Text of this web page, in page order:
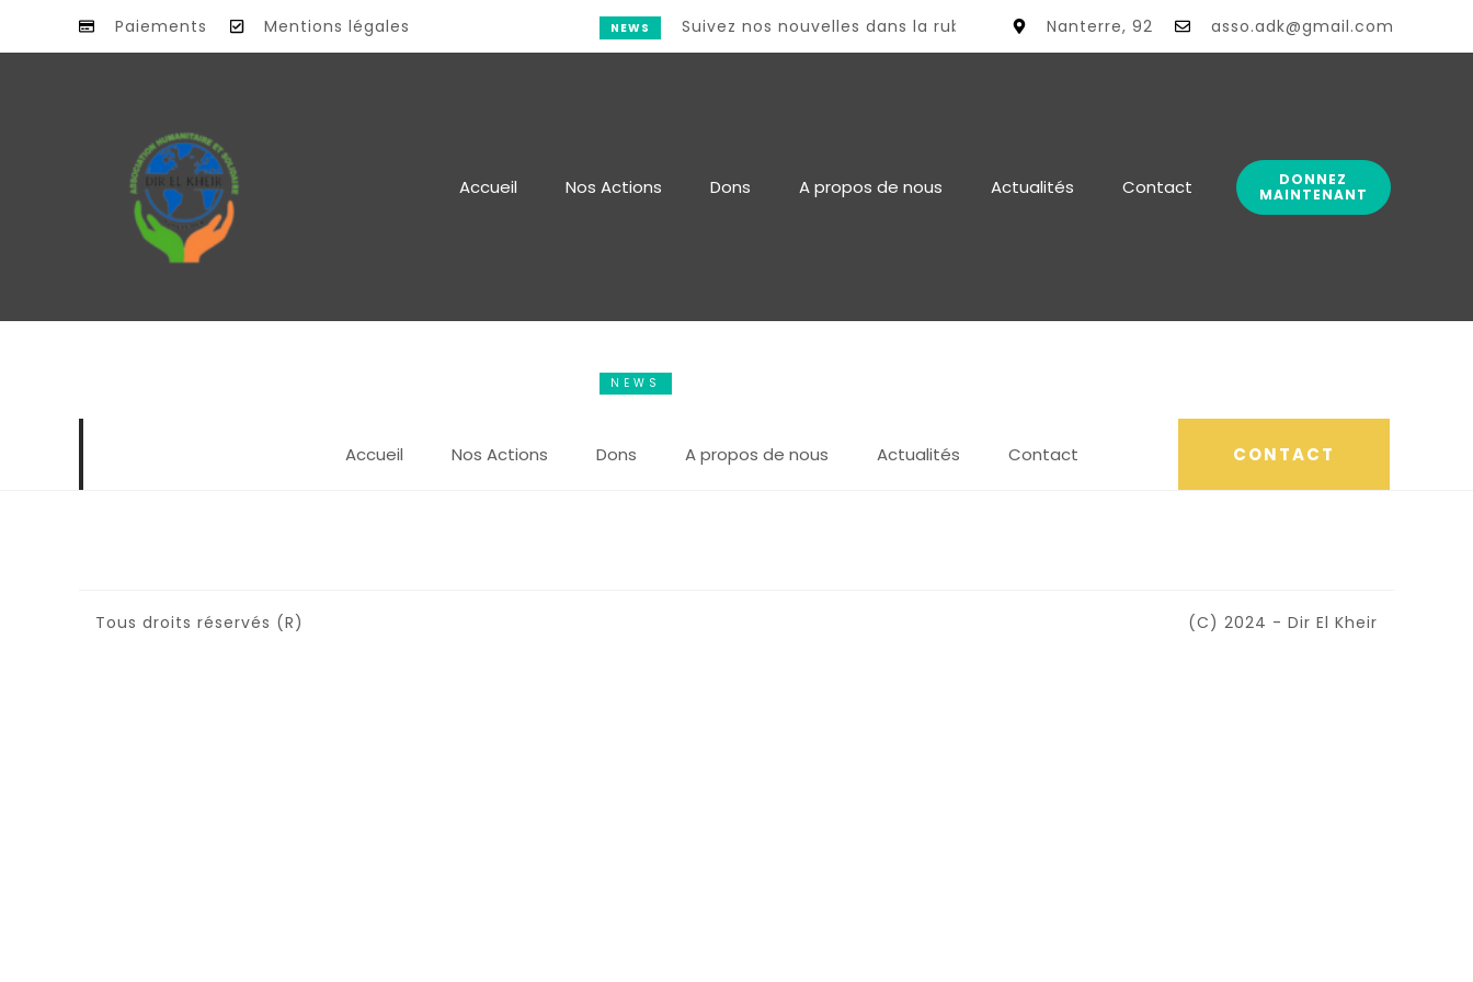
Paiements Mentions légales NEWS Suivez nos nouvelles dans la rubrique ActualitéNanterre, 92 asso.adk@gmail.com
Accueil Nos Actions Dons A propos de nous Actualités Contact
DONNEZ
MAINTENANT
NEWS
Accueil Nos Actions Dons A propos de nous Actualités Contact CONTACT
Tous droits réservés (R) (C) 2024 - Dir El Kheir